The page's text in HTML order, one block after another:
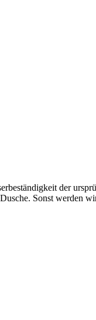
der
Sonst werden